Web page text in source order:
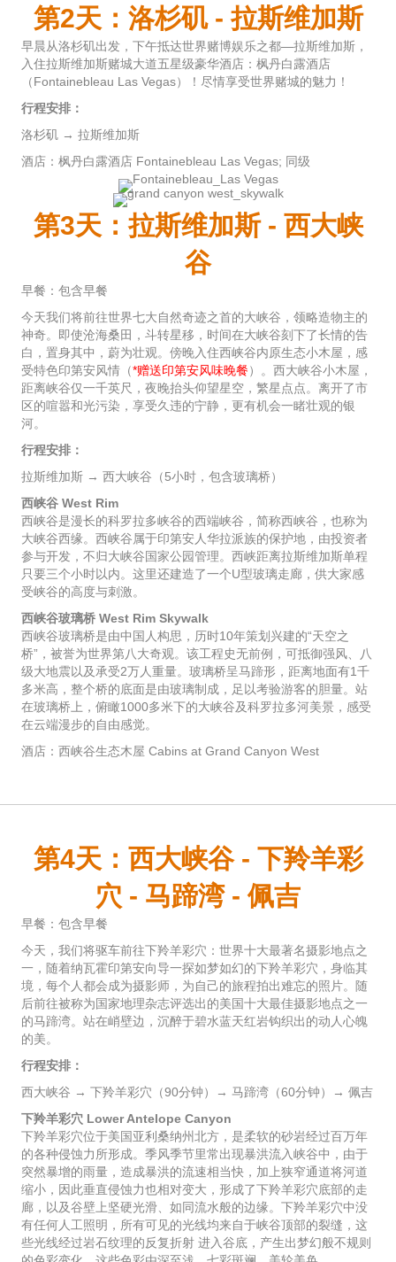
第2天：洛杉矶 - 拉斯维加斯
早晨从洛杉矶出发，下午抵达世界赌博娱乐之都—拉斯维加斯，
入住拉斯维加斯赌城大道五星级豪华酒店：枫丹白露酒店
（Fontainebleau Las Vegas）！尽情享受世界赌城的魅力！
行程安排：
洛杉矶 → 拉斯维加斯
酒店：枫丹白露酒店 Fontainebleau Las Vegas; 同级
第3天：拉斯维加斯 - 西大峡
谷
早餐：包含早餐
今天我们将前往世界七大自然奇迹之首的大峡谷，领略造物主的
神奇。即使沧海桑田，斗转星移，时间在大峡谷刻下了长情的告
白，置身其中，蔚为壮观。傍晚入住西峡谷内原生态小木屋，感
受特色印第安风情（*赠送印第安风味晚餐）。西大峡谷小木屋，
距离峡谷仅一千英尺，夜晚抬头仰望星空，繁星点点。离开了市
区的喧嚣和光污染，享受久违的宁静，更有机会一睹壮观的银
河。
行程安排：
拉斯维加斯 → 西大峡谷（5小时，包含玻璃桥）
西峡谷 West Rim
西峡谷是漫长的科罗拉多峡谷的西端峡谷，简称西峡谷，也称为
大峡谷西缘。西峡谷属于印第安人华拉派族的保护地，由投资者
参与开发，不归大峡谷国家公园管理。西峡距离拉斯维加斯单程
只要三个小时以内。这里还建造了一个U型玻璃走廊，供大家感
受峡谷的高度与刺激。
西峡谷玻璃桥 West Rim Skywalk
西峡谷玻璃桥是由中国人构思，历时10年策划兴建的“天空之
桥”，被誉为世界第八大奇观。该工程史无前例，可抵御强风、八
级大地震以及承受2万人重量。玻璃桥呈马蹄形，距离地面有1千
多米高，整个桥的底面是由玻璃制成，足以考验游客的胆量。站
在玻璃桥上，俯瞰1000多米下的大峡谷及科罗拉多河美景，感受
在云端漫步的自由感觉。
酒店：西峡谷生态木屋 Cabins at Grand Canyon West
第4天：西大峡谷 - 下羚羊彩
穴 - 马蹄湾 - 佩吉
早餐：包含早餐
今天，我们将驱车前往下羚羊彩穴：世界十大最著名摄影地点之
一，随着纳瓦霍印第安向导一探如梦如幻的下羚羊彩穴，身临其
境，每个人都会成为摄影师，为自己的旅程拍出难忘的照片。随
后前往被称为国家地理杂志评选出的美国十大最佳摄影地点之一
的马蹄湾。站在峭壁边，沉醉于碧水蓝天红岩钩织出的动人心魄
的美。
行程安排：
西大峡谷 → 下羚羊彩穴（90分钟）→ 马蹄湾（60分钟）→ 佩吉
下羚羊彩穴 Lower Antelope Canyon
下羚羊彩穴位于美国亚利桑纳州北方，是柔软的砂岩经过百万年
的各种侵蚀力所形成。季风季节里常出现暴洪流入峡谷中，由于
突然暴增的雨量，造成暴洪的流速相当快，加上狭窄通道将河道
缩小，因此垂直侵蚀力也相对变大，形成了下羚羊彩穴底部的走
廊，以及谷壁上坚硬光滑、如同流水般的边缘。下羚羊彩穴中没
有任何人工照明，所有可见的光线均来自于峡谷顶部的裂缝，这
些光线经过岩石纹理的反复折射 进入谷底，产生出梦幻般不规则